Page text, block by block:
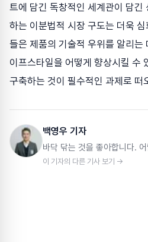
트에 담긴 독창적인 세계관이 담긴
하는 이분법적 시장 구도는 더욱
들은 제품의 기술적 우위를 알리는
이프스타일을 어떻게 향상시킬 수
구축하는 것이 필수적인 과제로 떠
백영우 기자
바닥 닦는 것을 좋아합니다.
이 기자의 다른 기사 보기 →